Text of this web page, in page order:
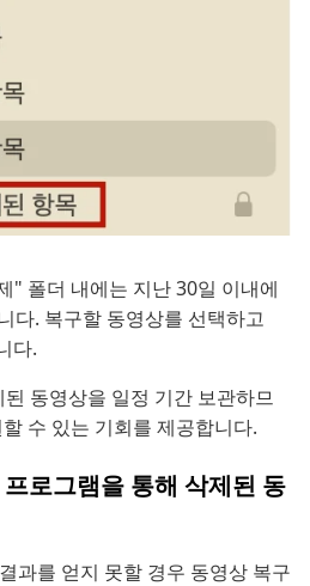
" 폴더 내에는 지난 30일 이내에
다. 복구할 동영상를 선택하고
다.
동영상을 일정 기간 보관하므
수 있는 기회를 제공합니다.
로그램을 통해 삭제된 동
과를 얻지 못할 경우 동영상 복구